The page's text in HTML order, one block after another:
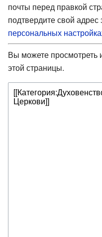
почты перед правкой
подтвердите свой
персональных
Вы можете просмотреть
этой страницы.